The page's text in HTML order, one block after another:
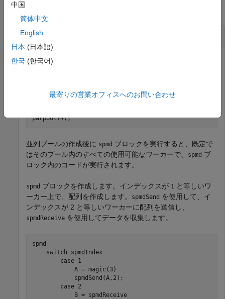
すべて折りたたむ
spmd
この例では、
4 つのワーカーをもつ並列プールを作成します。
parpool(4);
並列プールの作成後に spmd ブロックを実行すると、既定で
はそのプール内のすべての使用可能なワーカーで、
spmd ブ
ロック内のコードが実行されます。
spmd ブロックを作成します。インデックスが 1 と等しいワ
ーカー上で、配列を作成します。
spmdSend を使用して、イ
ンデックスが 2 と等しいワーカーに配列を送信し、
spmdReceive を使用してデータを収集します。
spmd
switch spmdIndex
case 1
            A = magic(3)
            spmdSend(A,2);
case 2
            B = spmdReceive
中国
简体中文
English
日本 (日本語)
한국 (한국어)
最寄りの営業オフィスへのお問い合わせ